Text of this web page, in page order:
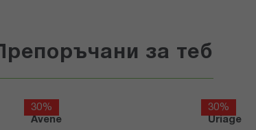
Препоръчани за теб
30%
Avene
30%
Uriage